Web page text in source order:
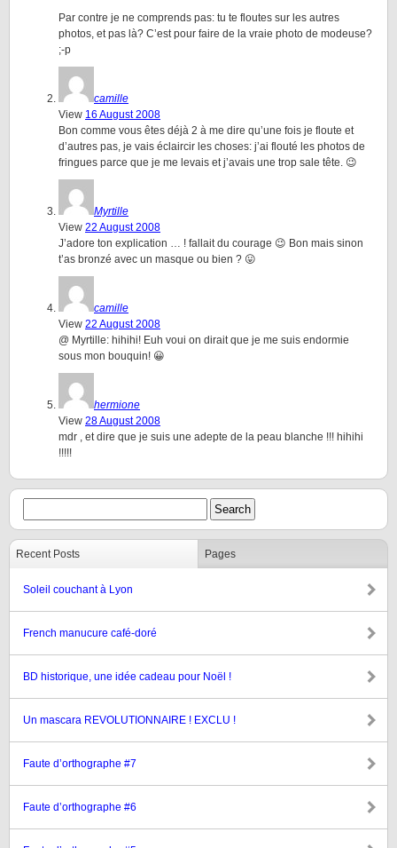
Par contre je ne comprends pas: tu te floutes sur les autres
photos, et pas là? C’est pour faire de la vraie photo de modeuse?
;-p
camille
View 16 August 2008
Bon comme vous êtes déjà 2 à me dire qu’une fois je floute et
d’autres pas, je vais éclaircir les choses: j’ai flouté les photos de
fringues parce que je me levais et j’avais une trop sale tête. 😉
Myrtille
View 22 August 2008
J’adore ton explication … ! fallait du courage 😉 Bon mais sinon
t’as bronzé avec un masque ou bien ? 😛
camille
View 22 August 2008
@ Myrtille: hihihi! Euh voui on dirait que je me suis endormie
sous mon bouquin! 😀
hermione
View 28 August 2008
mdr , et dire que je suis une adepte de la peau blanche !!! hihihi
!!!!!
Recent Posts Pages
Soleil couchant à Lyon
French manucure café-doré
BD historique, une idée cadeau pour Noël !
Un mascara REVOLUTIONNAIRE ! EXCLU !
Faute d’orthographe #7
Faute d’orthographe #6